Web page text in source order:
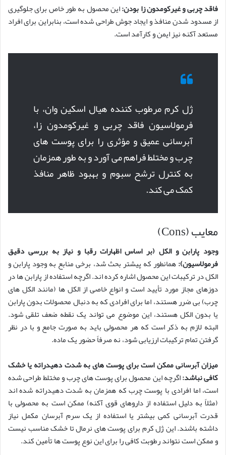
فاقد چربی و غیرکومدون زا بودن:این محصول به طور خاص برای جلوگیری
از مسدود شدن منافذ و ایجاد جوش طراحی شده است، بنابراین برای افراد
مستعد آکنه نیز ایمن و کارآمد است.
ژل کرم مرطوب کننده هیال اسکین وان، با
فرمولاسیون فاقد چربی و غیرکومدون زا،
آبرسانی عمیق و مؤثری را برای پوست های
چرب و مختلط فراهم می آورد و به طور همزمان
به کنترل ترشح سبوم و بهبود ظاهر منافذ
کمک می کند.
معایب (Cons)
وجود پارابن و الکل (بر اساس اظهارات رقبا و نیاز به بررسی دقیق
فرمولاسیون):همانطور که پیشتر بحث شد، برخی منابع به وجود پارابن و
الکل در ترکیبات این محصول اشاره کرده اند. اگرچه استفاده از پارابن ها در
دوزهای مجاز مورد تأیید است و انواع خاصی از الکل ها (مانند الکل های
چرب) بی ضرر هستند، اما برای افرادی که به دنبال محصولات بدون پارابن
یا بدون الکل هستند، این موضوع می تواند یک نقطه ضعف تلقی شود.
البته لازم به ذکر است که هر محصولی باید به صورت جامع و با در نظر
گرفتن تمام ترکیبات ارزیابی شود، نه صرفاً حضور یک ماده.
میزان آبرسانی ممکن است برای پوست های به شدت دهیدراته یا خشک
کافی نباشد:اگرچه این محصول برای پوست های چرب و مختلط طراحی شده
است، اما افرادی با پوست چرب که همزمان به شدت دهیدراته شده اند
(مثلاً به دلیل استفاده از داروهای قوی آکنه) ممکن است به محصولی با
قدرت آبرسانی کمی بیشتر یا استفاده از یک سرم آبرسان مکمل نیاز
داشته باشند. این ژل کرم برای پوست های نرمال تا خشک مناسب نیست
و ممکن است نتواند رطوبت کافی را برای این نوع پوست ها تأمین کند.